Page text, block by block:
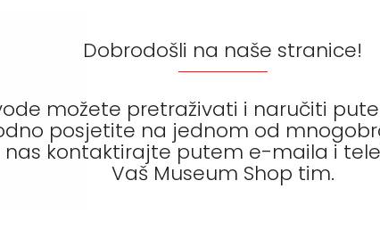
Dobrodošli na naše stranice!
možete pretraživati i naručiti
posjetite na jednom od
nas kontaktirajte putem e-maila i
Vaš Museum Shop tim.